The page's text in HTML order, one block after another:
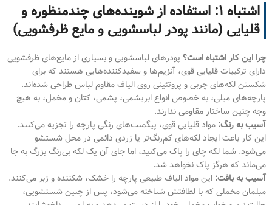
اشتباه ۱: استفاده از شوینده‌های چندمنظوره و
قلیایی (مانند پودر لباسشویی و مایع ظرفشویی)
چرا این کار اشتباه است؟ پودرهای لباسشویی و بسیاری از مایع‌های ظرفشویی
دارای ترکیبات قلیایی قوی، آنزیم‌ها و سفیدکننده‌هایی هستند که برای
شکستن لکه‌های چربی و پروتئینی روی الیاف مقاوم لباس طراحی شده‌اند.
پارچه‌های مبلی، به خصوص انواع ابریشمی، پشمی، کتان و مخمل، به هیچ
وجه چنین ساختار مقاومی ندارند.
آسیب به رنگ: مواد قلیایی قوی، پیگمنت‌های رنگی پارچه را تجزیه می‌کنند.
این کار باعث ایجاد لکه‌های کم‌رنگ‌تر یا زردی دائمی در محل شستشو
می‌شود. شما لکه چای را پاک می‌کنید، اما جای آن یک لکه بی‌رنگ بزرگ به جا
می‌ماند که هرگز پاک نخواهد شد.
آسیب به بافت: این مواد الیاف طبیعی پارچه را خشک، شکننده و زبر می‌کنند.
مبلمان مخملی که با لطافتش شناخته می‌شود، پس از چنین شستشویی،